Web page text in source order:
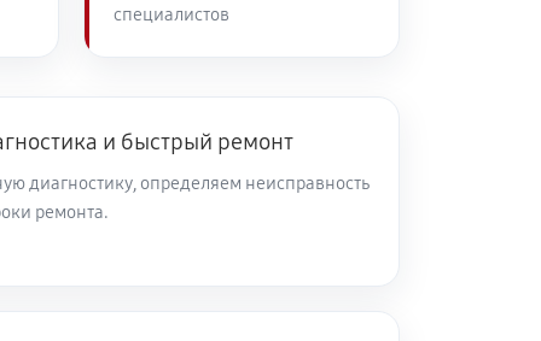
специалистов
и быстрый ремонт
диагностику, определяем неисправность
ремонта.